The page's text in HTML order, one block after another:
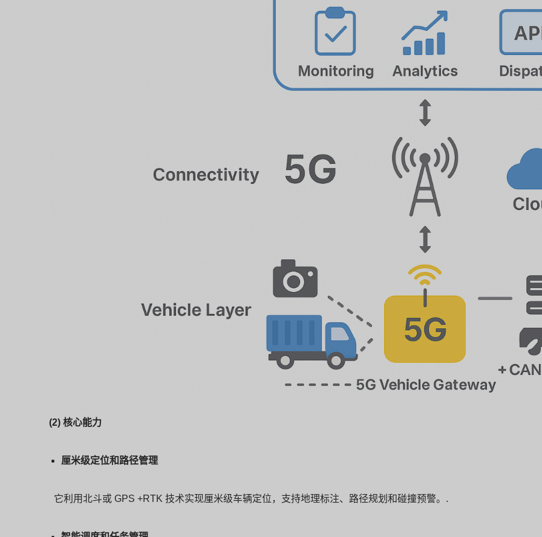
(2) 核心能力
厘米级定位和路径管理
它利用北斗或 GPS +RTK 技术实现厘米级车辆定位，支持地理标注、路径规划和碰撞预警。.